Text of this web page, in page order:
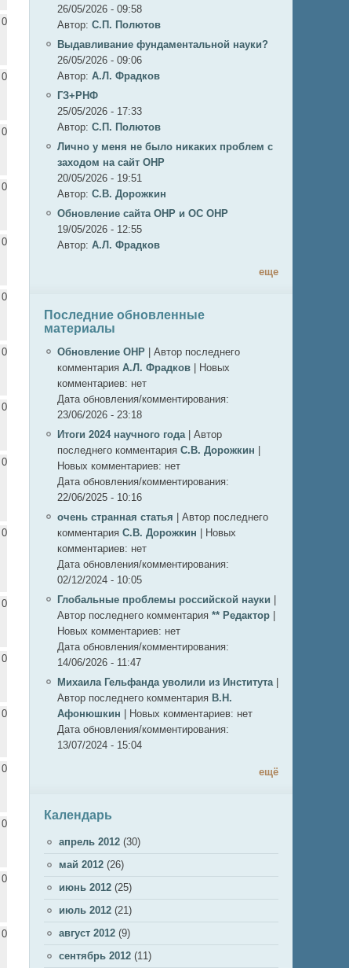
0
0
0
0
0
0
0
0
0
0
0
0
0
0
0
0
0
26/05/2026 - 09:58
Автор: C.П. Полютов
Выдавливание фундаментальной науки?
26/05/2026 - 09:06
Автор: А.Л. Фрадков
ГЗ+РНФ
25/05/2026 - 17:33
Автор: C.П. Полютов
Лично у меня не было никаких проблем с
заходом на сайт ОНР
20/05/2026 - 19:51
Автор: С.В. Дорожкин
Обновление сайта ОНР и ОС ОНР
19/05/2026 - 12:55
Автор: А.Л. Фрадков
еще
Последние обновленные
материалы
Обновление ОНР
Автор последнего
комментария А.Л. Фрадков
Новых
комментариев: нет
Дата обновления/комментирования:
23/06/2026 - 23:18
Итоги 2024 научного года
Автор
последнего комментария С.В. Дорожкин
Новых комментариев: нет
Дата обновления/комментирования:
22/06/2025 - 10:16
очень странная статья
Автор последнего
комментария С.В. Дорожкин
Новых
комментариев: нет
Дата обновления/комментирования:
02/12/2024 - 10:05
Глобальные проблемы российской науки
Автор последнего комментария ** Редактор
Новых комментариев: нет
Дата обновления/комментирования:
14/06/2026 - 11:47
Михаила Гельфанда уволили из Института
Автор последнего комментария В.Н.
Афонюшкин
Новых комментариев: нет
Дата обновления/комментирования:
13/07/2024 - 15:04
ещё
Календарь
апрель 2012 (30)
май 2012 (26)
июнь 2012 (25)
июль 2012 (21)
август 2012 (9)
сентябрь 2012 (11)